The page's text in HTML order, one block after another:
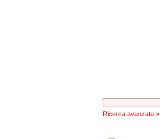
Ricerca avanzata »